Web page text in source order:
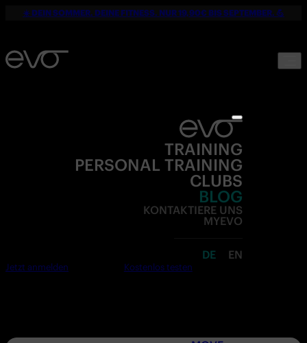
☀️ DEIN SOMMER. DEINE FITNESS. NUR 19,90€ BIS SEPTEMBER. 💪
TRAINING
PERSONAL TRAINING
CLUBS
BLOG
KONTAKTIERE UNS
MYEVO
DE EN
Jetzt anmelden Kostenlos testen